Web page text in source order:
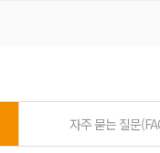
자주 묻는 질문